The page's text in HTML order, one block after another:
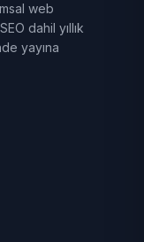
web
dahil yıllık
yayına